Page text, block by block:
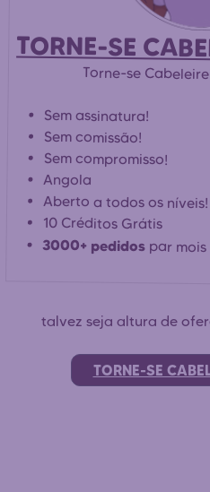
TORNE-SE
Torne-se
Sem assinatura!
Sem comissão!
Sem compromisso!
Angola
Aberto a todos os níveis!
10 Créditos Grátis
3000+ pedidos par mois
talvez seja altura de
TORNE-SE